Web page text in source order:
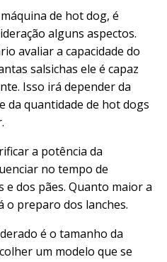
de hot dog, é
alguns aspectos.
avaliar a capacidade do
salsichas ele é capaz
Isso irá depender da
da quantidade de hot dogs
a potência da
no tempo de
e dos pães. Quanto maior a
o preparo dos lanches.
é o tamanho da
um modelo que se